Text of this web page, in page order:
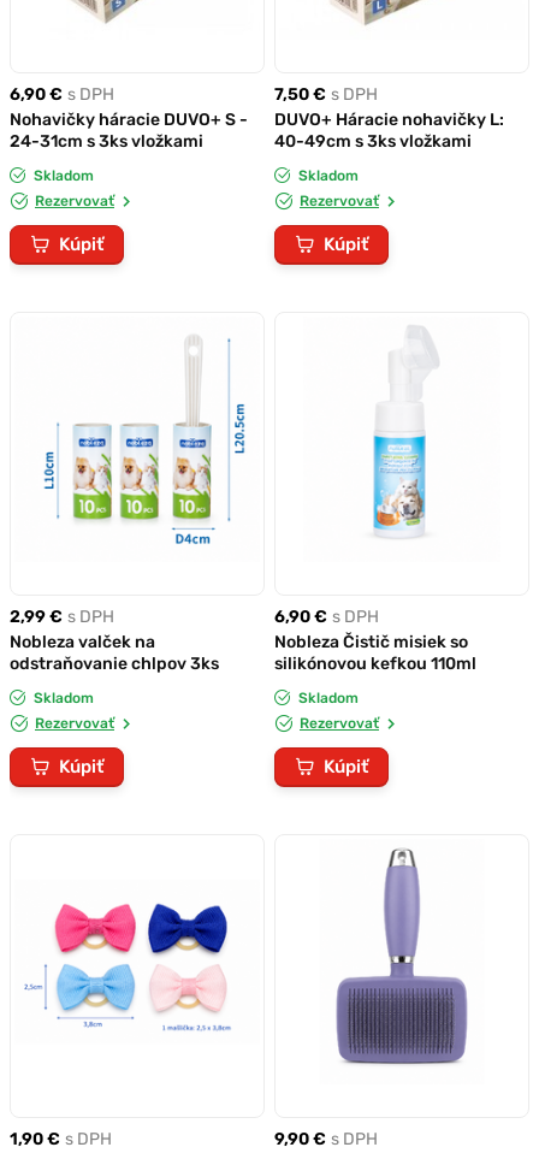
6,90 € s DPH
Nohavičky háracie DUVO+ S -
24-31cm s 3ks vložkami
Skladom
Rezervovať
Kúpiť
7,50 € s DPH
DUVO+ Háracie nohavičky L:
40-49cm s 3ks vložkami
Skladom
Rezervovať
Kúpiť
2,99 € s DPH
Nobleza valček na
odstraňovanie chlpov 3ks
Skladom
Rezervovať
Kúpiť
6,90 € s DPH
Nobleza Čistič misiek so
silikónovou kefkou 110ml
Skladom
Rezervovať
Kúpiť
1,90 € s DPH
9,90 € s DPH